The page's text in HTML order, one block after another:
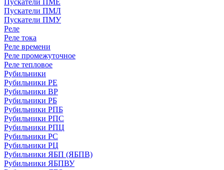
Пускатели ПМЕ
Пускатели ПМЛ
Пускатели ПМУ
Реле
Реле тока
Реле времени
Реле промежуточное
Реле тепловое
Рубильники
Рубильники РЕ
Рубильники ВР
Рубильники РБ
Рубильники РПБ
Рубильники РПС
Рубильники РПЦ
Рубильники РС
Рубильники РЦ
Рубильники ЯБП (ЯБПВ)
Рубильники ЯБПВУ